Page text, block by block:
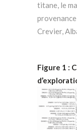
titane, le
Crevier,
Figure 1 :